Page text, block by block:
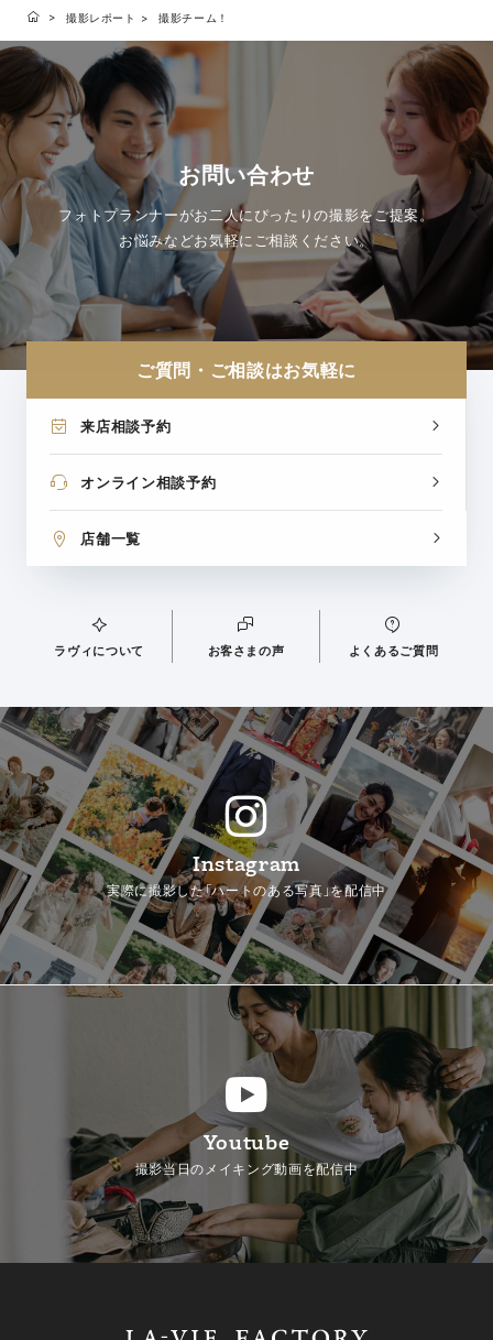
撮影レポート 撮影チーム！
お問い合わせ
フォトプランナーがお二人にぴったりの撮影をご提案。
お悩みなどお気軽にご相談ください。
ご質問・ご相談はお気軽に
来店相談予約
オンライン相談予約
店舗一覧
ラヴィについて お客さまの声 よくあるご質問
Instagram
実際に撮影した「ハートのある写真」を配信中
Youtube
撮影当日のメイキング動画を配信中